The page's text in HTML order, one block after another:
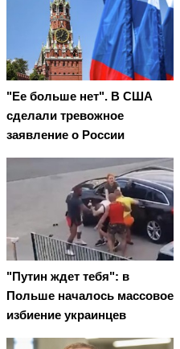
"Ее больше нет". В США
сделали тревожное
заявление о России
"Путин ждет тебя": в
Польше началось массовое
избиение украинцев